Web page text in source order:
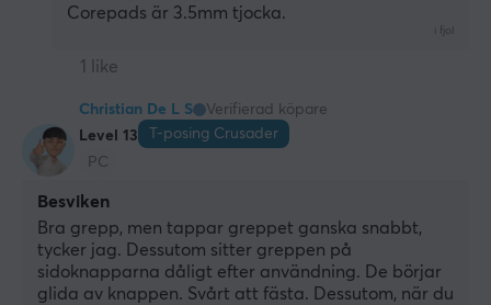
Corepads är 3.5mm tjocka.
1 like
Christian De L S
Verifierad köpare
Level 13
T-posing Crusader
PC
Besviken
Bra grepp, men tappar greppet ganska snabbt,
tycker jag. Dessutom sitter greppen på
sidoknapparna dåligt efter användning. De börjar
glida av knappen. Svårt att fästa. Dessutom, när du